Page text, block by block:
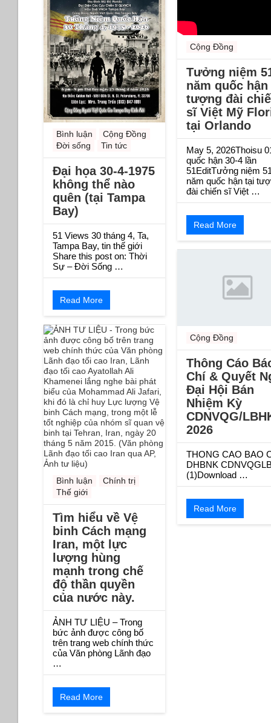
Bình luận
Cộng Đồng
Đời sống
Tin tức
Đại họa 30-4-1975
không thể nào
quên (tại Tampa
Bay)
51 Views 30 tháng 4, Ta,
Tampa Bay, tin thế giới
Share this post on: Thời
Sự – Đời Sống …
Read More
Cộng Đồng
Tưởng niệm
năm quốc
tượng đài
sĩ Việt Mỹ
tại Orlando
May 5, 2026Thoisu
quốc hận 30-4 lần
51EditTưởng niệm
năm quốc hận tại
đài chiến sĩ Việt …
Read More
Cộng Đồng
Thông Cáo
Chí & Quyết
Đại Hội Bán
Nhiệm Kỳ
CDNVQG/
2026
THONG CAO BAO
DHBNK
(1)Download …
Read More
Bình luận
Chính trị
Thế giới
Tìm hiểu về Vệ
binh Cách mạng
Iran, một lực
lượng hùng
mạnh trong chế
độ thần quyền
của nước này.
ẢNH TƯ LIỆU – Trong
bức ảnh được công bố
trên trang web chính thức
của Văn phòng Lãnh đạo
…
Read More